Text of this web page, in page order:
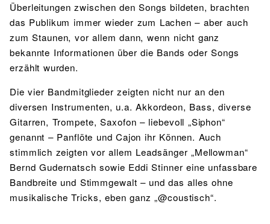
Überleitungen zwischen den Songs bildeten, brachten
das Publikum immer wieder zum Lachen – aber auch
zum Staunen, vor allem dann, wenn nicht ganz
bekannte Informationen über die Bands oder Songs
erzählt wurden.
Die vier Bandmitglieder zeigten nicht nur an den
diversen Instrumenten, u.a. Akkordeon, Bass, diverse
Gitarren, Trompete, Saxofon – liebevoll „Siphon“
genannt – Panflöte und Cajon ihr Können. Auch
stimmlich zeigten vor allem Leadsänger „Mellowman“
Bernd Gudernatsch sowie Eddi Stinner eine unfassbare
Bandbreite und Stimmgewalt – und das alles ohne
musikalische Tricks, eben ganz „@coustisch“.